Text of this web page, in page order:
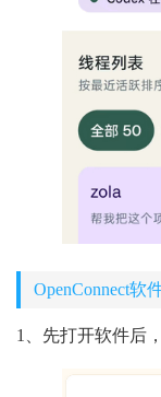
OpenConnect软
1、先打开软件后